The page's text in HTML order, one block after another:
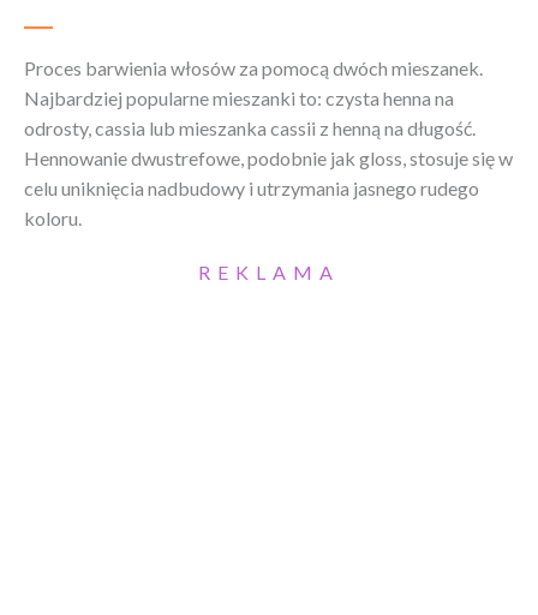
Proces barwienia włosów za pomocą dwóch mieszanek.
Najbardziej popularne mieszanki to: czysta henna na
odrosty, cassia lub mieszanka cassii z henną na długość.
Hennowanie dwustrefowe, podobnie jak gloss, stosuje się w
celu uniknięcia nadbudowy i utrzymania jasnego rudego
koloru.
REKLAMA